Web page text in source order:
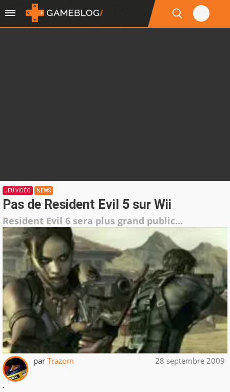
JEU VIDÉO NEWS
Pas de Resident Evil 5 sur Wii
Resident Evil 6 sera plus grand public...
par Trazom 28 septembre 2009
.